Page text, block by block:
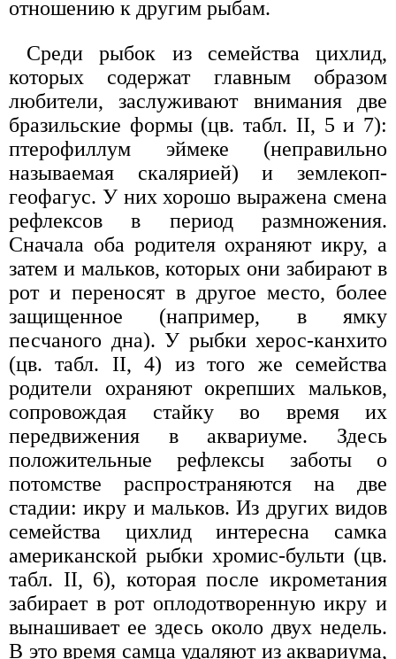
отношению к другим рыбам.
Среди рыбок из семейства цихлид,
которых содержат главным образом
любители, заслуживают внимания две
бразильские формы (цв. табл. II, 5 и 7):
птерофиллум эймеке (неправильно
называемая скалярией) и землекоп-
геофагус. У них хорошо выражена смена
рефлексов в период размножения.
Сначала оба родителя охраняют икру, а
затем и мальков, которых они забирают в
рот и переносят в другое место, более
защищенное (например, в ямку
песчаного дна). У рыбки херос-канхито
(цв. табл. II, 4) из того же семейства
родители охраняют окрепших мальков,
сопровождая стайку во время их
передвижения в аквариуме. Здесь
положительные рефлексы заботы о
потомстве распространяются на две
стадии: икру и мальков. Из других видов
семейства цихлид интересна самка
американской рыбки хромис-бульти (цв.
табл. II, 6), которая после икрометания
забирает в рот оплодотворенную икру и
вынашивает ее здесь около двух недель.
В это время самца удаляют из аквариума,